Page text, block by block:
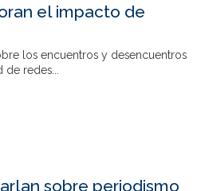
el impacto de
los encuentros y desencuentros
redes...
sobre periodismo